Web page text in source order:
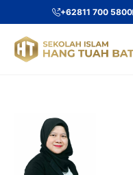
to
content
+62811 700 5800